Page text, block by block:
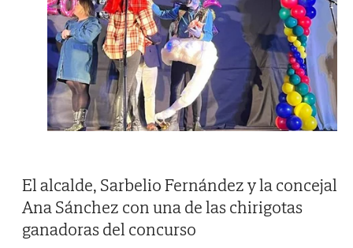
El alcalde, Sarbelio Fernández y la concejal
Ana Sánchez con una de las chirigotas
ganadoras del concurso